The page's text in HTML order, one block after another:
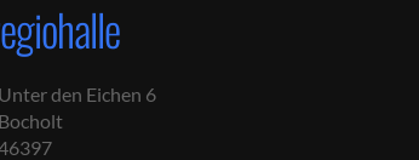
den Eichen 6